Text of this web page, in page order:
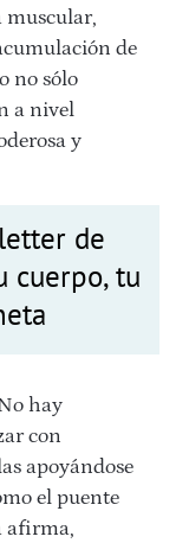
muscular,
de
no sólo
a nivel
y
de
cuerpo, tu
hay
con
apoyándose
el puente
afirma,